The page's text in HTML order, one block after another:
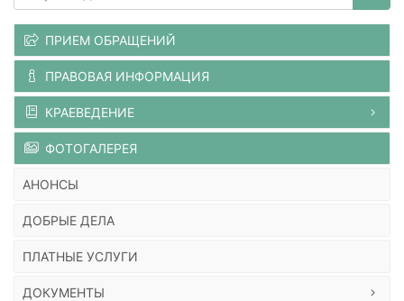
ПРИЕМ ОБРАЩЕНИЙ
ПРАВОВАЯ ИНФОРМАЦИЯ
КРАЕВЕДЕНИЕ
ФОТОГАЛЕРЕЯ
АНОНСЫ
ДОБРЫЕ ДЕЛА
ПЛАТНЫЕ УСЛУГИ
ДОКУМЕНТЫ